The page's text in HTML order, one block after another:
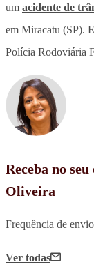
um acidente de
em Miracatu (SP).
Polícia Rodoviária
Receba no
Oliveira
Frequência de
Ver todas